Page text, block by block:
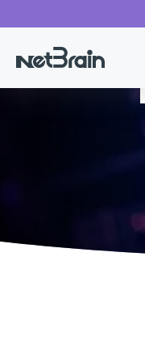
Teruggaan